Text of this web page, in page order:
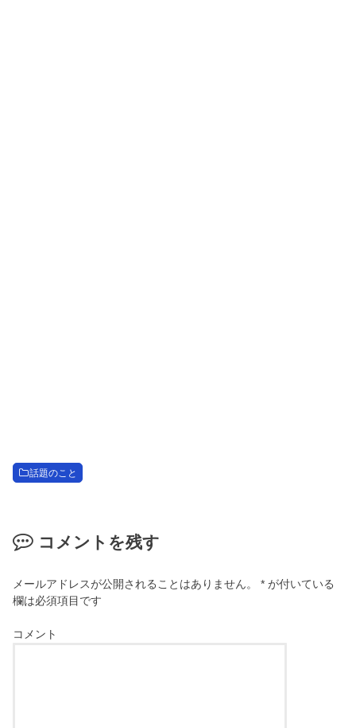
話題のこと
コメントを残す
メールアドレスが公開されることはありません。 * が付いている
欄は必須項目です
コメント